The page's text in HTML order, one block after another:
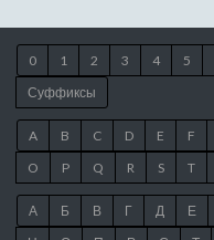
0 1 2 3 4 5
Суффиксы
A B C D E F
O
P Q R S T
А Б В Г Д Е